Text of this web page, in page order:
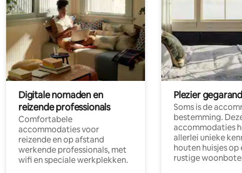
Digitale nomaden en
reizende professionals
Comfortabele
accommodaties voor
reizende en op afstand
werkende professionals, met
wifi en speciale werkplekken.
Plezier
Soms is de
bestemming.
accommodaties
allerlei unieke
houten huisjes
rustige